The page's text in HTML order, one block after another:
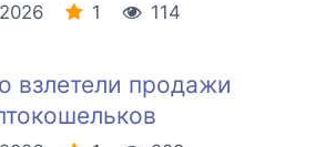
1
114
взлетели продажи